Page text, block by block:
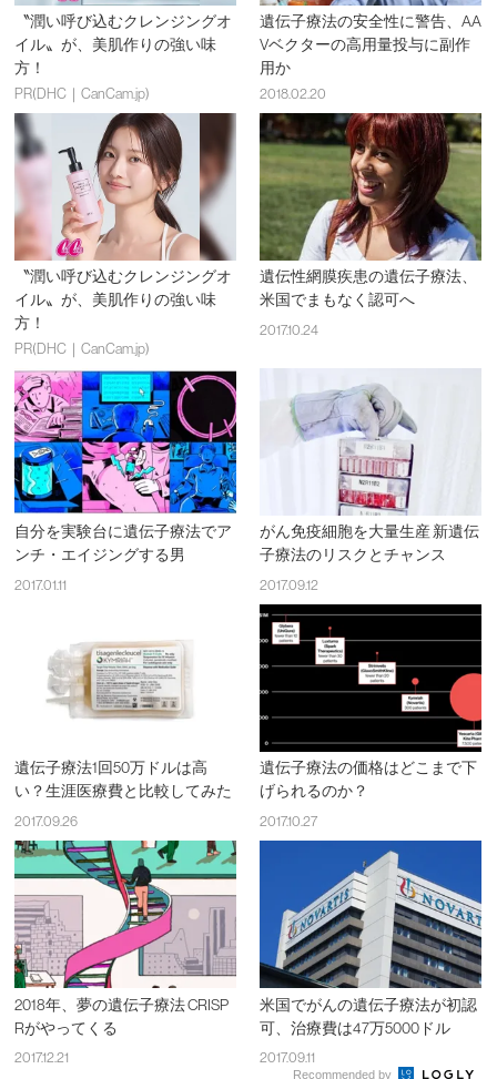
〝潤い呼び込むクレンジングオ
イル〟が、美肌作りの強い味
方！
PR(DHC｜CanCam.jp)
遺伝子療法の安全性に警告、AA
Vベクターの高用量投与に副作
用か
2018.02.20
〝潤い呼び込むクレンジングオ
イル〟が、美肌作りの強い味
方！
PR(DHC｜CanCam.jp)
遺伝性網膜疾患の遺伝子療法、
米国でまもなく認可へ
2017.10.24
自分を実験台に遺伝子療法でア
ンチ・エイジングする男
2017.01.11
がん免疫細胞を大量生産 新遺伝
子療法のリスクとチャンス
2017.09.12
遺伝子療法1回50万ドルは高
い？生涯医療費と比較してみた
2017.09.26
遺伝子療法の価格はどこまで下
げられるのか？
2017.10.27
2018年、夢の遺伝子療法 CRISP
Rがやってくる
2017.12.21
米国でがんの遺伝子療法が初認
可、治療費は47万5000ドル
2017.09.11
Recommended by